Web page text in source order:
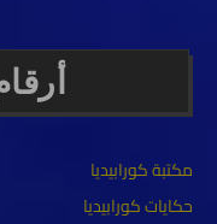
مكتبة كورابيديا
حكايات كورابيديا